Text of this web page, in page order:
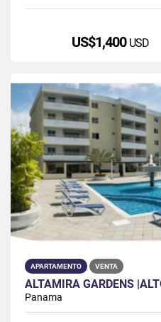
US$1,400 USD
APARTAMENTO VENTA
Panama